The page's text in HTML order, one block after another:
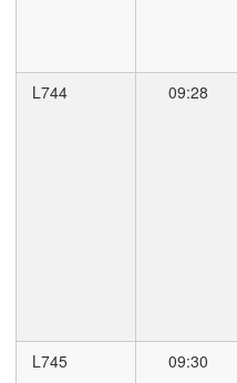
L744 09:28
L745 09:30